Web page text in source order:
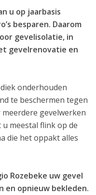
u op jaarbasis
besparen. Daarom
gevelisolatie, in
gevelrenovatie en
onderhouden
te beschermen tegen
gevelwerken
meestal flink op de
die het oppakt alles
Rozebeke uw gevel
en opnieuw bekleden.